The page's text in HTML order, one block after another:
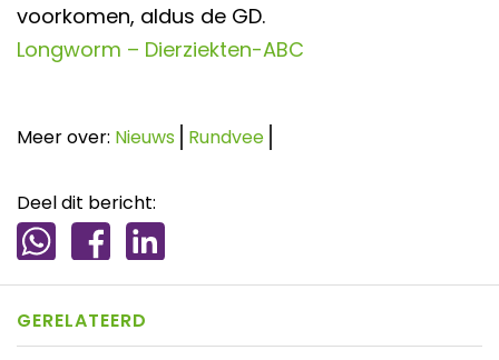
voorkomen, aldus de GD.
Longworm – Dierziekten-ABC
Meer over: Nieuws Rundvee
Deel dit bericht:
GERELATEERD